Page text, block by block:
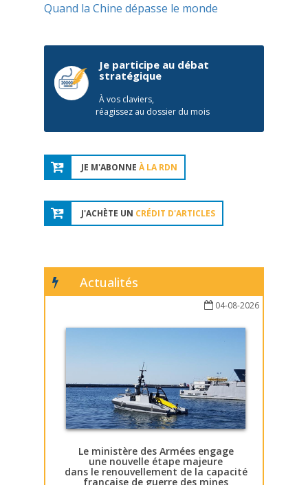
Quand la Chine dépasse le monde
Je participe au débat
stratégique
À vos claviers,
réagissez au dossier du mois
JE M'ABONNE À LA RDN
J'ACHÈTE UN CRÉDIT D'ARTICLES
Actualités
04-08-2026
Le ministère des Armées engage
une nouvelle étape majeure
dans le renouvellement de la capacité
française de guerre des mines